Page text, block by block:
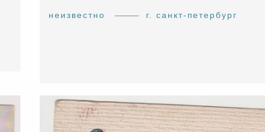
неизвестно г. санкт-петербург